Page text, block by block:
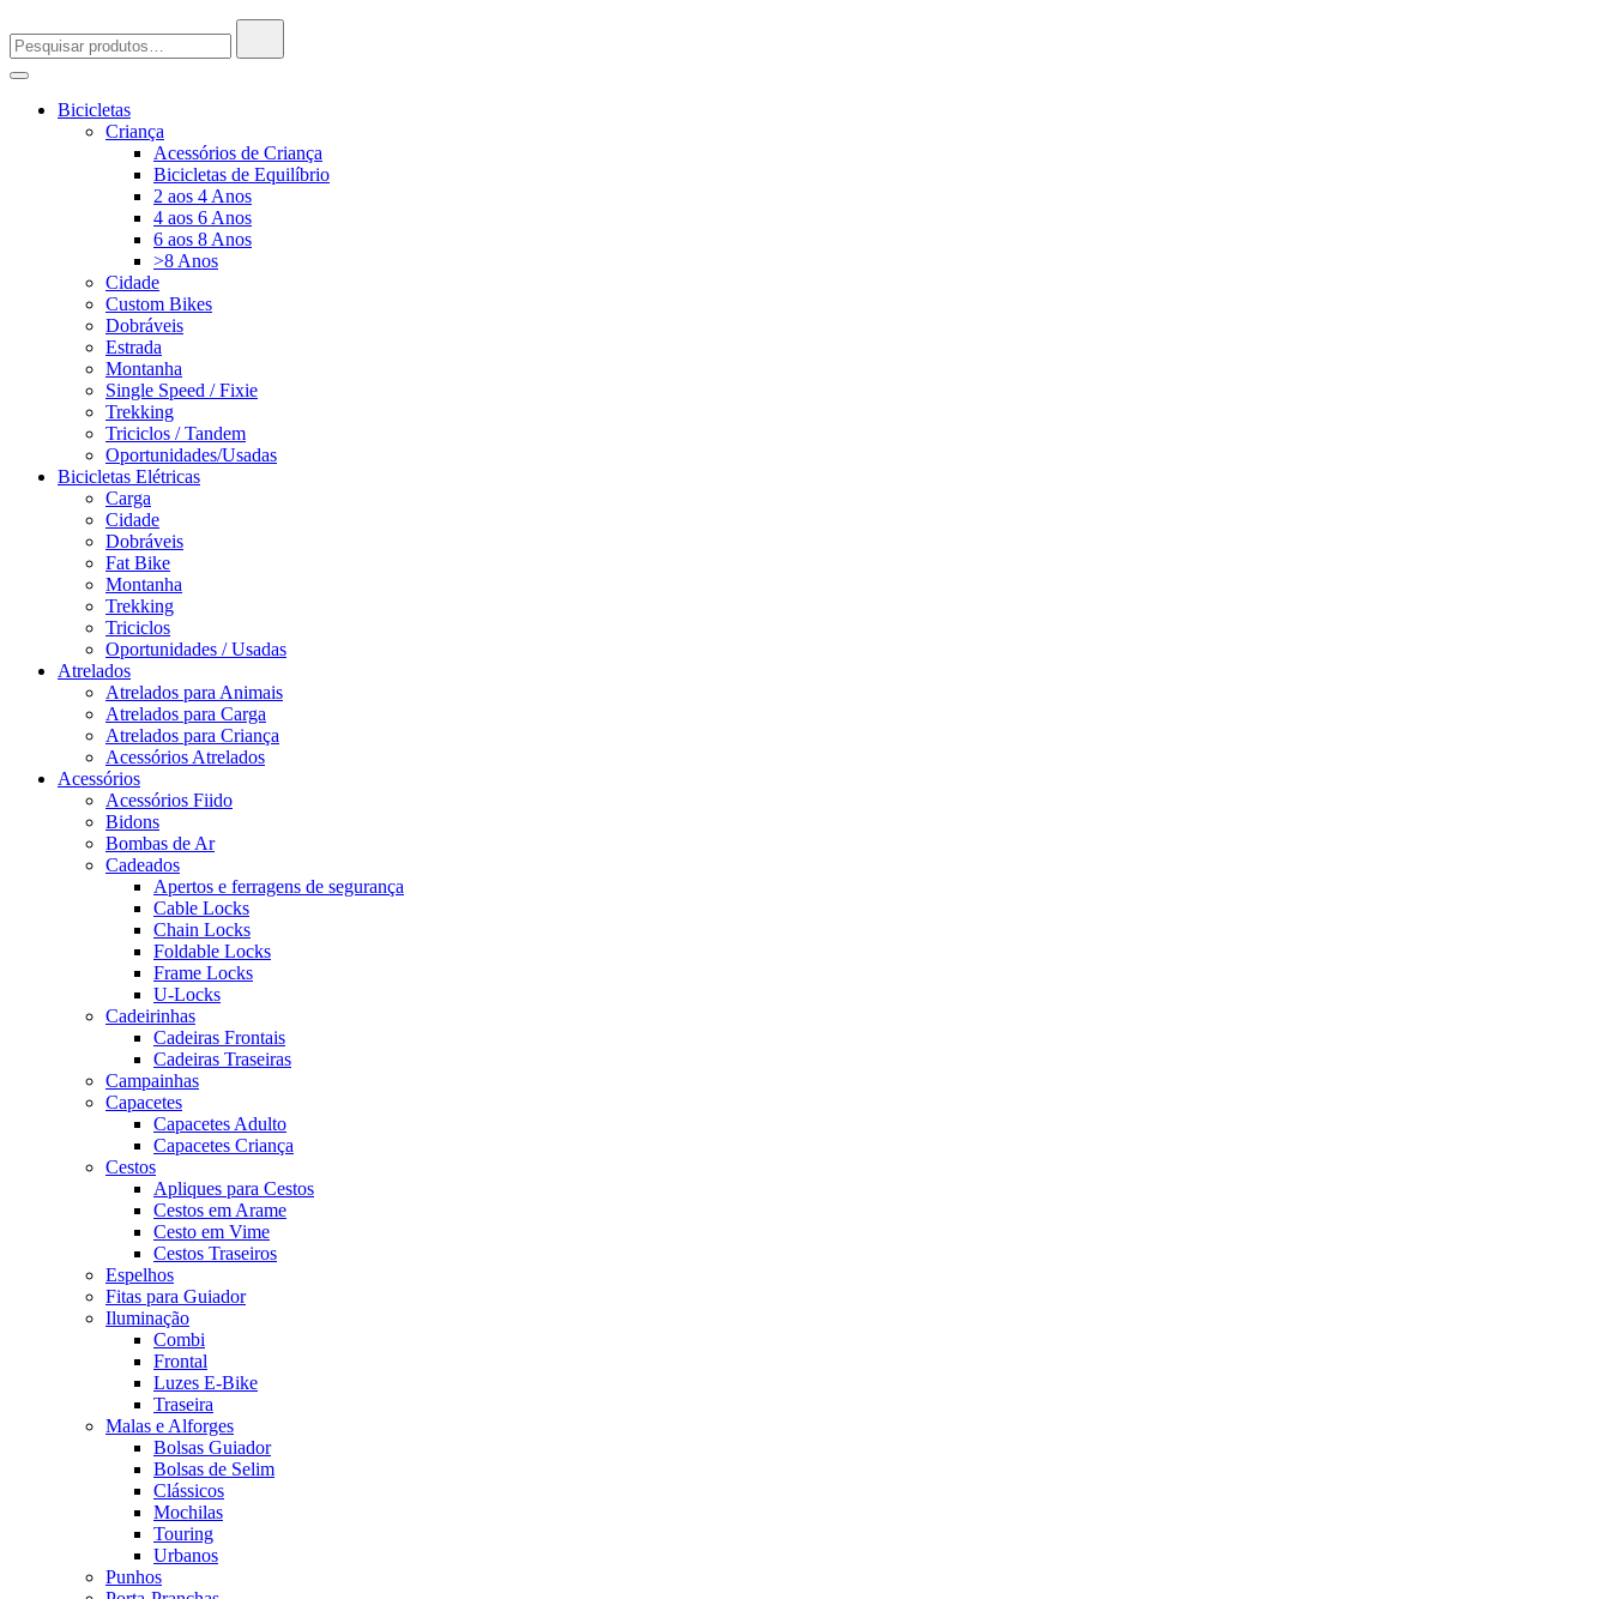
por:
Bicicletas
Criança
Acessórios de Criança
Bicicletas de Equilíbrio
2 aos 4 Anos
4 aos 6 Anos
6 aos 8 Anos
>8 Anos
Cidade
Custom Bikes
Dobráveis
Estrada
Montanha
Single Speed / Fixie
Trekking
Triciclos / Tandem
Oportunidades/Usadas
Bicicletas Elétricas
Carga
Cidade
Dobráveis
Fat Bike
Montanha
Trekking
Triciclos
Oportunidades / Usadas
Atrelados
Atrelados para Animais
Atrelados para Carga
Atrelados para Criança
Acessórios Atrelados
Acessórios
Acessórios Fiido
Bidons
Bombas de Ar
Cadeados
Apertos e ferragens de segurança
Cable Locks
Chain Locks
Foldable Locks
Frame Locks
U-Locks
Cadeirinhas
Cadeiras Frontais
Cadeiras Traseiras
Campainhas
Capacetes
Capacetes Adulto
Capacetes Criança
Cestos
Apliques para Cestos
Cestos em Arame
Cesto em Vime
Cestos Traseiros
Espelhos
Fitas para Guiador
Iluminação
Combi
Frontal
Luzes E-Bike
Traseira
Malas e Alforges
Bolsas Guiador
Bolsas de Selim
Clássicos
Mochilas
Touring
Urbanos
Punhos